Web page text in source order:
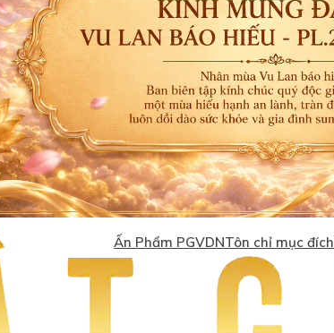
Ấn Phẩm PGVDNTôn chỉ mục đích